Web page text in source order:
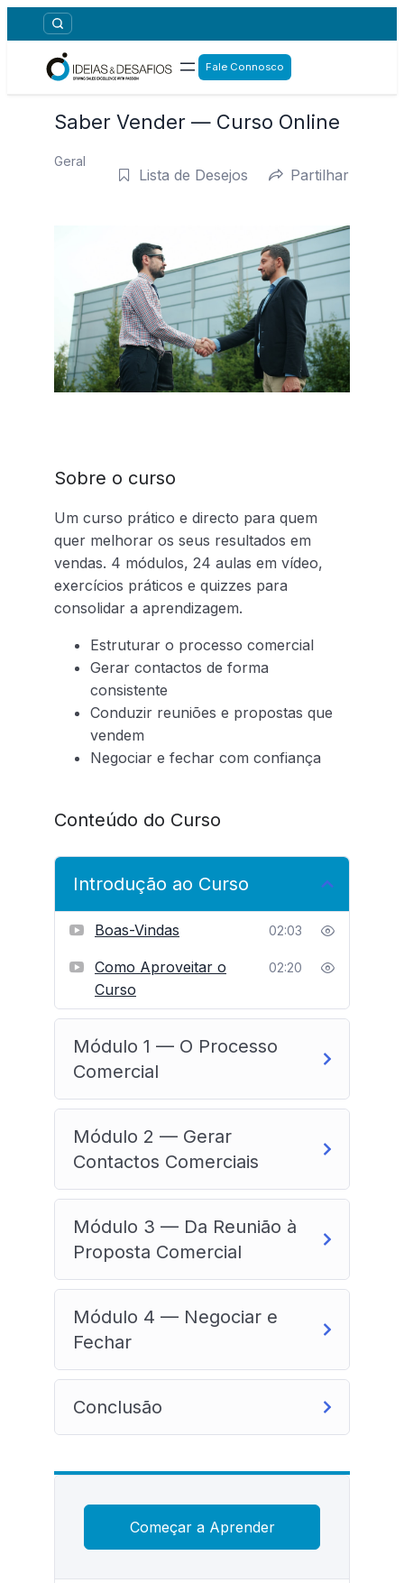
Fale Connosco
Saber Vender — Curso Online
Geral
Lista de Desejos Partilhar
Sobre o curso
Um curso prático e directo para quem
quer melhorar os seus resultados em
vendas. 4 módulos, 24 aulas em vídeo,
exercícios práticos e quizzes para
consolidar a aprendizagem.
Estruturar o processo comercial
Gerar contactos de forma
consistente
Conduzir reuniões e propostas que
vendem
Negociar e fechar com confiança
Conteúdo do Curso
Introdução ao Curso
Boas-Vindas 02:03
Como Aproveitar o
Curso
02:20
Módulo 1 — O Processo
Comercial
Módulo 2 — Gerar
Contactos Comerciais
Módulo 3 — Da Reunião à
Proposta Comercial
Módulo 4 — Negociar e
Fechar
Conclusão
Começar a Aprender